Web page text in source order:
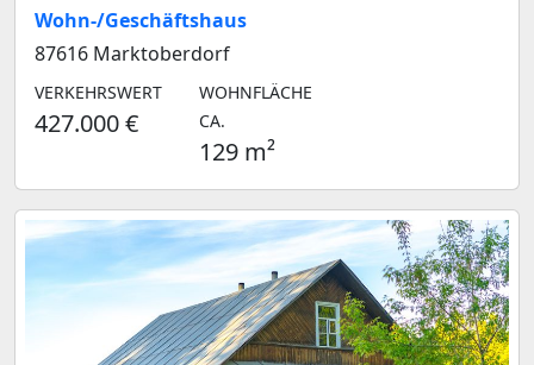
Wohn-/Geschäftshaus
87616 Marktoberdorf
VERKEHRSWERT
427.000 €
WOHNFLÄCHE
CA.
129 m²